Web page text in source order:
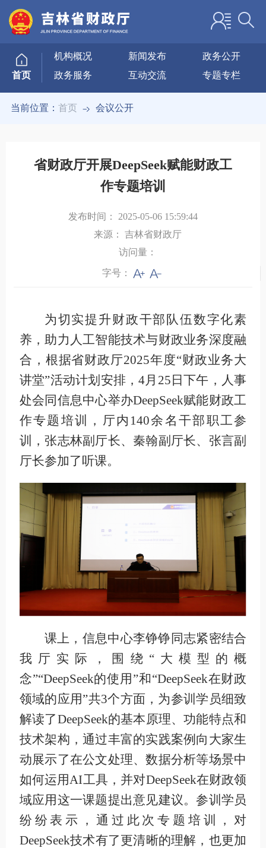
首页
机构概况 新闻发布
政务公开
政务服务
互动交流 专题专栏
当前位置：首页 会议公开
省财政厅开展DeepSeek赋能财政工
作专题培训
发布时间： 2025-05-06 15:59:44
来源：
吉林省财政厅
访问量：
字号：
为切实提升财政干部队伍数字化素
养，助力人工智能技术与财政业务深度融
合，根据省财政厅2025年度“财政业务大
讲堂”活动计划安排，4月25日下午，人事
处会同信息中心举办DeepSeek赋能财政工
作专题培训，厅内140余名干部职工参
训，张志林副厅长、秦翰副厅长、张言副
厅长参加了听课。
课上，信息中心李铮铮同志紧密结合
我厅实际，围绕“大模型的概
念”“DeepSeek的使用”和“DeepSeek在财政
领域的应用”共3个方面，为参训学员细致
解读了DeepSeek的基本原理、功能特点和
技术架构，通过丰富的实践案例向大家生
动展示了在公文处理、数据分析等场景中
如何运用AI工具，并对DeepSeek在财政领
域应用这一课题提出意见建议。参训学员
纷纷表示，通过此次专题培训，对
DeepSeek技术有了更清晰的理解，也更加